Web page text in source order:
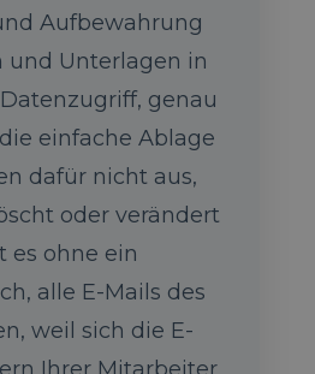
Aufbewahrung
und Unterlagen in
genau
einfache Ablage
dafür nicht aus,
oder verändert
es ohne ein
alle E-Mails des
weil sich die E-